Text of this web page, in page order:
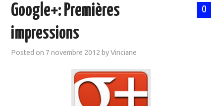
0
Google+: Premières
impressions
Posted on 7 novembre 2012 byVinciane